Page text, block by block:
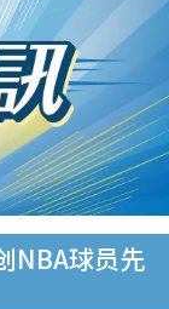
NBA球员先